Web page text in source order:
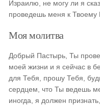
Израилю, не могу ли я
проведешь меня к Твоему
Моя молитва
Добрый Пастырь, Ты
моей жизни и я сейчас в
для Тебя, прошу Тебя,
сердцем, что Ты ведешь
иногда, я должен